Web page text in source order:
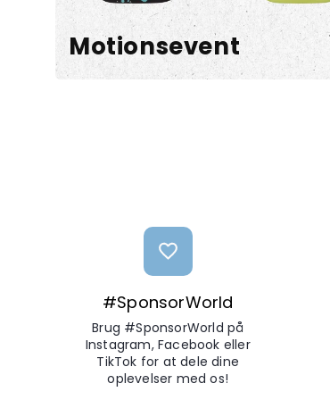
Motionsevent
#SponsorWorld
Brug #SponsorWorld på
Instagram, Facebook eller
TikTok for at dele dine
oplevelser med os!